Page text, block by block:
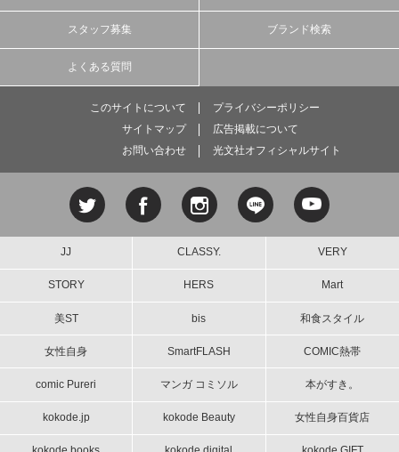
スタッフ募集 ブランド検索
よくある質問
このサイトについて
プライバシーポリシー
サイトマップ
広告掲載について
お問い合わせ
光文社オフィシャルサイト
JJ CLASSY. VERY
STORY HERS Mart
美ST bis 和食スタイル
女性自身 SmartFLASH COMIC熱帯
comic Pureri マンガ コミソル 本がすき。
kokode.jp kokode Beauty 女性自身百貨店